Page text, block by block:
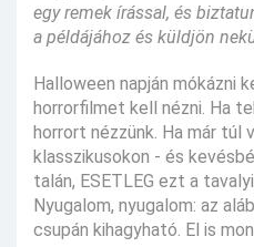
egy remek írással, és
a példájához és küldjön
Halloween napján mókázni
horrorfilmet kell nézni. Ha
horrort nézzünk. Ha már túl
klasszikusokon - és
talán, ESETLEG ezt a
Nyugalom, nyugalom: az
csupán kihagyható. El is